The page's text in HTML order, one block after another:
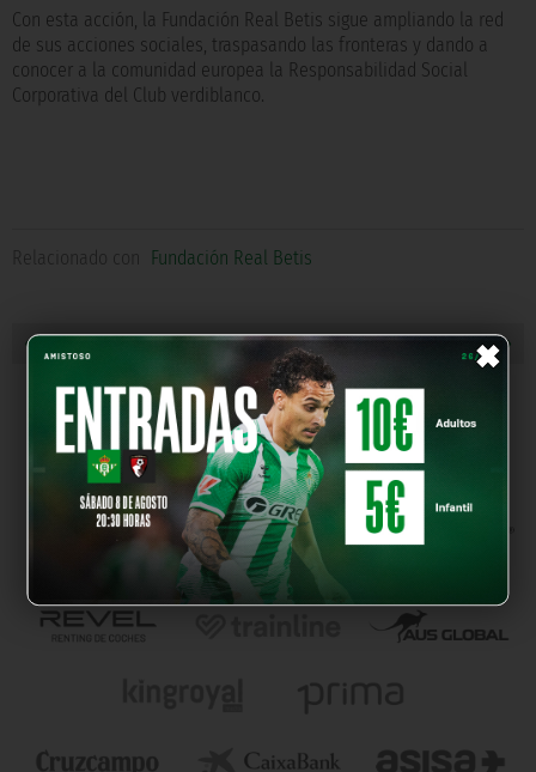
×
Con esta acción, la Fundación Real Betis sigue ampliando la red
de sus acciones sociales, traspasando las fronteras y dando a
conocer a la comunidad europea la Responsabilidad Social
Corporativa del Club verdiblanco.
Relacionado con Fundación Real Betis
« NOTICIA ANTERIOR NOTICIA SIGUIENTE »
NUESTROS PARTNERS